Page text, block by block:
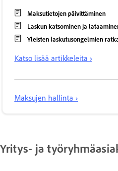
Maksutietojen päivittäminen
Laskun katsominen ja
Yleisten laskutusongelmien
Katso lisää artikkeleita ›
Maksujen hallinta ›
Yritys- ja